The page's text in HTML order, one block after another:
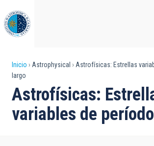
al
contenido
principal
Sobrescribir
enlaces
de
ayuda
Inicio Astrophysical
Astrofísicas: Estrellas
largo
Astrofísicas:
variables de